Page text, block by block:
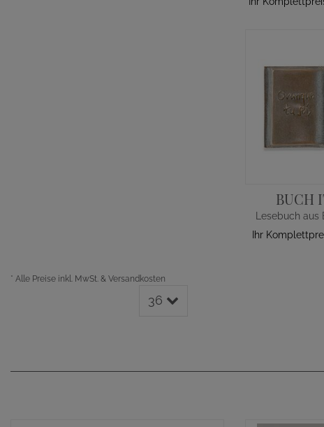
BUCH
Ihr
* Alle Preise inkl. MwSt. & Versandkosten
36